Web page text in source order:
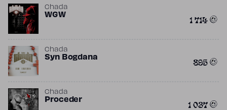
Chada
WGW 1 714
Chada
Syn Bogdana 895
Chada
Proceder 1 037